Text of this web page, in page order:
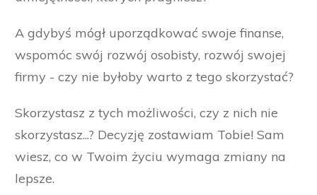
A gdybyś mógł uporządkować swoje finanse,
wspomóc swój rozwój osobisty, rozwój swojej
firmy - czy nie byłoby warto z tego skorzystać?
Skorzystasz z tych możliwości, czy z nich nie
skorzystasz...? Decyzję zostawiam Tobie! Sam
wiesz, co w Twoim życiu wymaga zmiany na
lepsze.